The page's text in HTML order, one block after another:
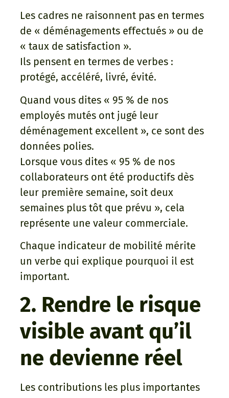
Les cadres ne raisonnent pas en termes
de « déménagements effectués » ou de
« taux de satisfaction ».
Ils pensent en termes de verbes :
protégé, accéléré, livré, évité.
Quand vous dites « 95 % de nos
employés mutés ont jugé leur
déménagement excellent », ce sont des
données polies.
Lorsque vous dites « 95 % de nos
collaborateurs ont été productifs dès
leur première semaine, soit deux
semaines plus tôt que prévu », cela
représente une valeur commerciale.
Chaque indicateur de mobilité mérite
un verbe qui explique pourquoi il est
important.
2. Rendre le risque
visible avant qu’il
ne devienne réel
Les contributions les plus importantes